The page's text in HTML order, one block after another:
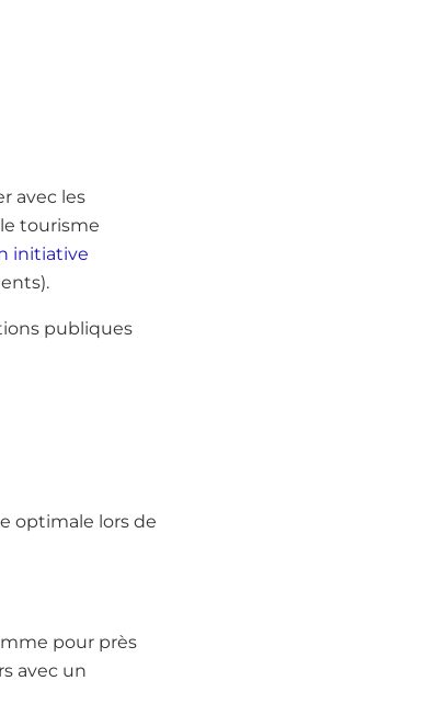
avec les
tourisme
initiative
publiques
optimale lors de
pour près
avec un